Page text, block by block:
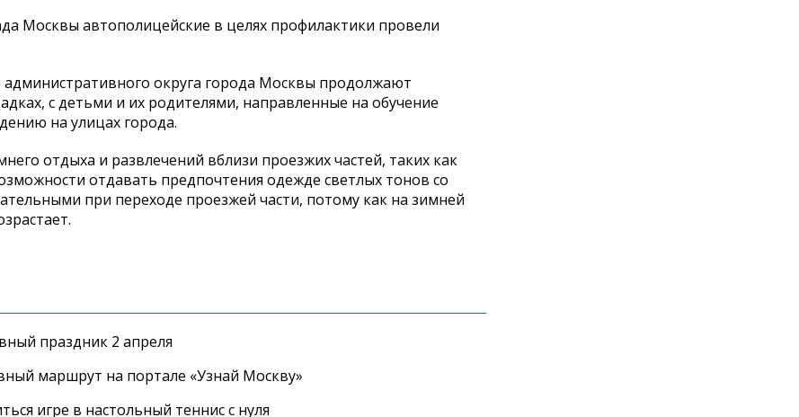
Москвы автополицейские в целях профилактики провели
округа города Москвы продолжают
с детьми и их родителями, направленные на обучение
на улицах города.
отдыха и развлечений вблизи проезжих частей, таких как
отдавать предпочтения одежде светлых тонов со
при переходе проезжей части, потому как на зимней
праздник 2 апреля
маршрут на портале «Узнай Москву»
игре в настольный теннис с нуля